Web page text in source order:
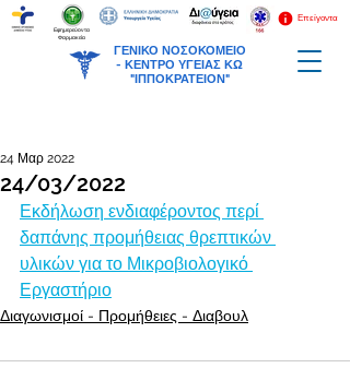
ΓΕΝΙΚΟ ΝΟΣΟΚΟΜΕΙΟ
- ΚΕΝΤΡΟ ΥΓΕΙΑΣ ΚΩ
"ΙΠΠΟΚΡΑΤΕΙΟΝ"
Επείγοντα
Εφημερεύοντα
Φαρμακεία
24/03/2022
24 Μαρ 2022
Εκδήλωση ενδιαφέροντος περί
δαπάνης προμήθειας θρεπτικών
υλικών για το Μικροβιολογικό
Εργαστήριο
Διαγωνισμοί - Προμήθειες - Διαβουλ